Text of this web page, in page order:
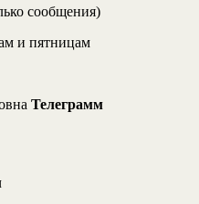
сообщения)
и пятницам
Телеграмм